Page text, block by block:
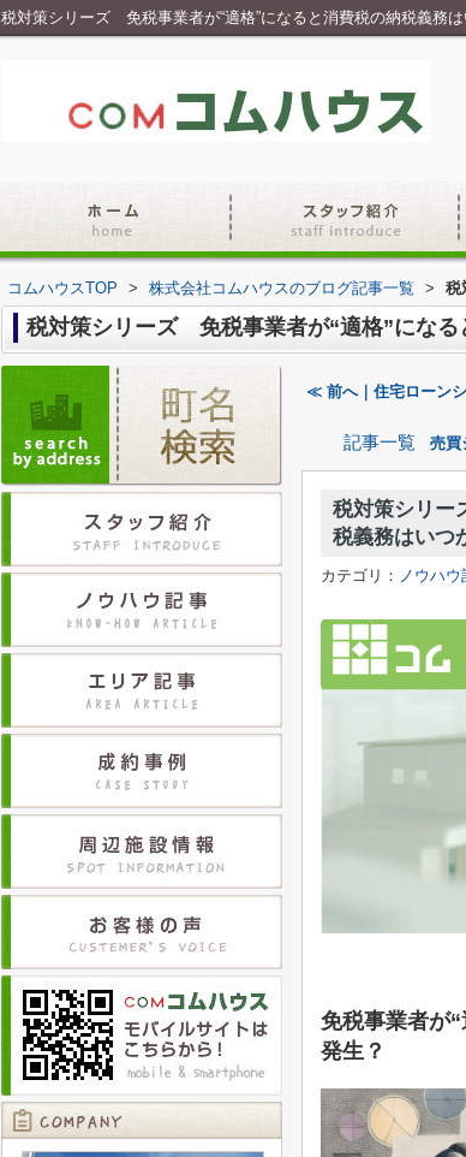
税対策シリーズ 免税事業者が“適格”になると消費税の納税義務
コムハウスTOP > 株式会社コムハウスのブログ記事一覧 > 税
税対策シリーズ 免税事業者が“適格”になる
≪ 前へ｜住宅ローン
記事一覧 売買
税対策シリー
税義務はいつ
カテゴリ： ノウハウ
免税事業者が
発生？